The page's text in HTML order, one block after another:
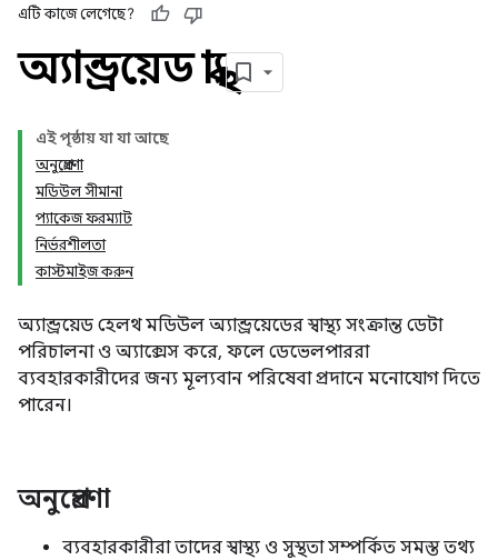
এটি কাজে লেগেছে?
অ্যান্ড্রয়েড স্বাস্থ্য
এই পৃষ্ঠায় যা যা আছে
অনুপ্রেরণা
মডিউল সীমানা
প্যাকেজ ফরম্যাট
নির্ভরশীলতা
কাস্টমাইজ করুন
অ্যান্ড্রয়েড হেলথ মডিউল অ্যান্ড্রয়েডের স্বাস্থ্য সংক্রান্ত ডেটা
পরিচালনা ও অ্যাক্সেস করে, ফলে ডেভেলপাররা
ব্যবহারকারীদের জন্য মূল্যবান পরিষেবা প্রদানে মনোযোগ দিতে
পারেন।
অনুপ্রেরণা
ব্যবহারকারীরা তাদের স্বাস্থ্য ও সুস্থতা সম্পর্কিত সমস্ত তথ্য